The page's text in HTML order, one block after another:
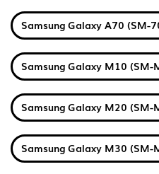
Samsung Galaxy A70 (SM-
Samsung Galaxy M10 (SM-
Samsung Galaxy M20 (SM-
Samsung Galaxy M30 (SM-